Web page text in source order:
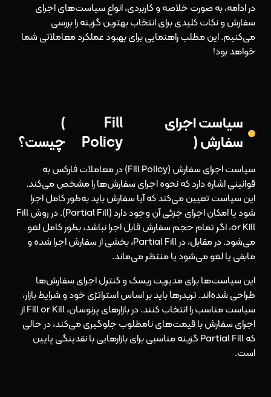
در ادامه، به صورت خلاصه و کاربردی، انواع سیاست‌های اجرای
سفارش و نکات کلیدی برای انتخاب بهترین گزینه را بررسی
می‌کنیم. این مطلب راهنمایی برای بهبود عملکرد معاملاتی شما
خواهد بود!
سیاست اجرای
سفارش (
Fill
Policy
)
چیست؟
سیاست اجرای سفارش (Fill Policy) در معاملات فارکس به
قوانینی اشاره دارد که نحوه اجرای سفارش‌ها را مشخص می‌کند.
این سیاست تعیین می‌کند که آیا سفارش باید به‌طور کامل اجرا
شود یا امکان اجرای جزئی آن وجود دارد (Partial Fill). در روش Fill
or Kill، اگر تمام حجم سفارش قابل اجرا نباشد، بطور کامل لغو
می‌شود. در مقابل، در Partial Fill، بخشی از سفارش اجرا شده و
مابقی یا لغو می‌شود یا منتظر می‌ماند.
این سیاست‌ها برای مدیریت ریسک و کنترل اجرای سفارش‌ها
طراحی شده‌اند. تریدرها باید بر اساس استراتژی خود و شرایط بازار،
سیاست مناسب را انتخاب کنند. در بازارهای پرنوسان، Fill or Kill از
اجرای سفارش با قیمت‌های نامطلوب جلوگیری می‌کند، در حالی
که Partial Fill گزینه مناسبی برای بازارهایی با نقدینگی پایین
است.